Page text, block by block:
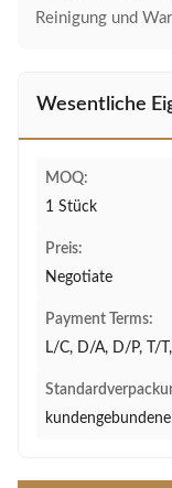
Reinigung und
Wesentliche
MOQ:
1 Stück
Preis:
Negotiate
Payment Terms:
L/C, D/A, D/P, T/